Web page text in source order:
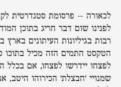
לכאורה – פרסומת סטנדרטית
לפנינו שום דבר חריג בתוכן
רבות בגיליונות העיתונים
הטקסט התמים הזה מכיל בתוכו
לפצחו יידרשו לפצחו, אם בכלל
שמנויי 'חבצלת' הכירוהו היטב,